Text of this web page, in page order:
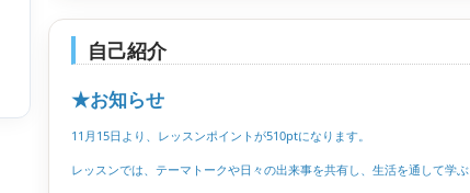
自己紹介
★お知らせ
11月15日より、レッスンポイントが510ptになります。
レッスンでは、テーマトークや日々の出来事を共有し、生活を通して学